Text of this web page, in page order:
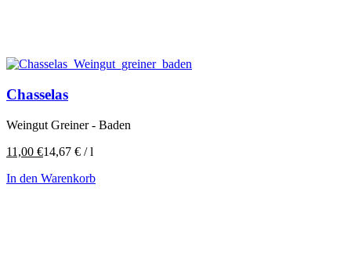
Chasselas
Weingut Greiner - Baden
11,00 €14,67 € /l
In den Warenkorb